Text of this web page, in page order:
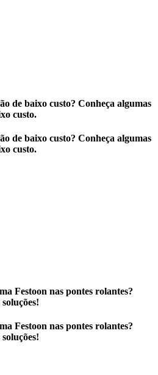
de baixo custo? Conheça algumas
custo.
de baixo custo? Conheça algumas
custo.
Festoon nas pontes rolantes?
Festoon nas pontes rolantes?